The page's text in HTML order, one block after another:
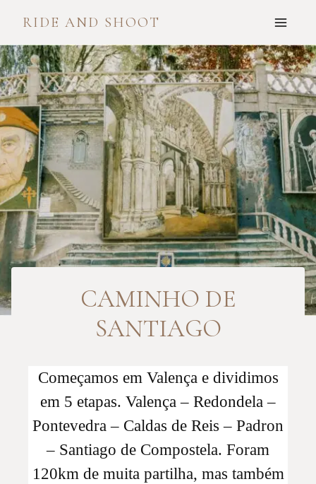
content
RIDE AND SHOOT
CAMINHO DE
SANTIAGO
Começamos em Valença e dividimos
em 5 etapas. Valença – Redondela –
Pontevedra – Caldas de Reis – Padron
– Santiago de Compostela. Foram
120km de muita partilha, mas também